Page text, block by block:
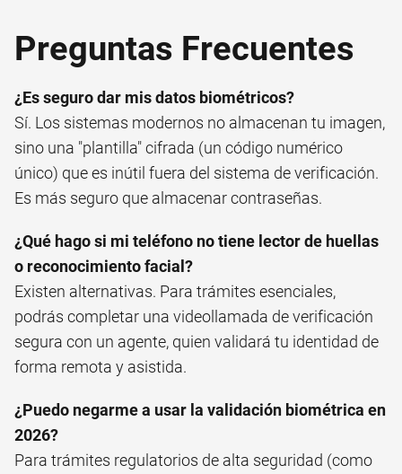
Preguntas Frecuentes
¿Es seguro dar mis datos biométricos?
Sí. Los sistemas modernos no almacenan tu imagen,
sino una "plantilla" cifrada (un código numérico
único) que es inútil fuera del sistema de verificación.
Es más seguro que almacenar contraseñas.
¿Qué hago si mi teléfono no tiene lector de huellas
o reconocimiento facial?
Existen alternativas. Para trámites esenciales,
podrás completar una videollamada de verificación
segura con un agente, quien validará tu identidad de
forma remota y asistida.
¿Puedo negarme a usar la validación biométrica en
2026?
Para trámites regulatorios de alta seguridad (como